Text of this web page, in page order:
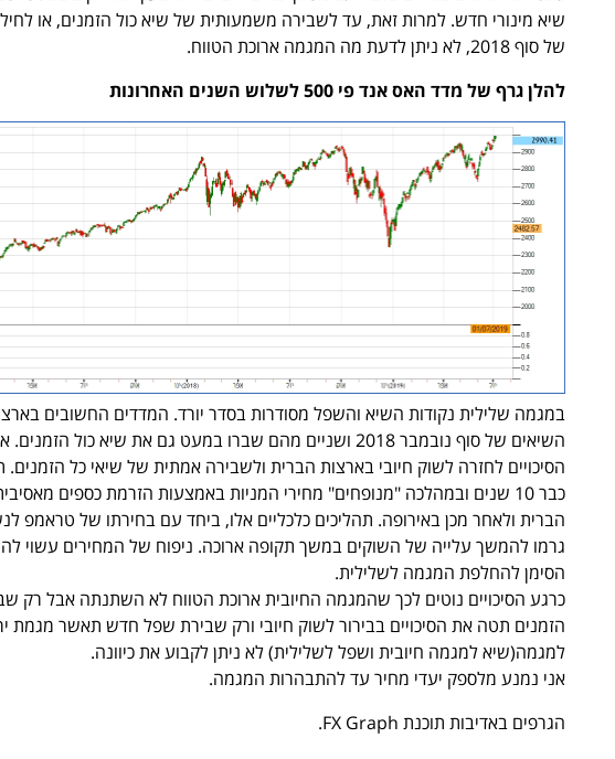
שיא מינורי חדש. למרות זאת, עד לשבירה משמעותית של שיא כול הזמנים, או
של סוף 2018, לא ניתן לדעת מה המגמה ארוכת הטווח.
להלן גרף של מדד האס אנד פי 500 לשלוש השנים האחרונות
במגמה שלילית נקודות השיא והשפל מסודרות בסדר יורד. המדדים החשובים
השיאים של סוף נובמבר 2018 ושניים מהם שברו במעט גם את שיא כול
הסיכויים לחזרה לשוק חיובי בארצות הברית ולשבירה אמתית של שיאי כל
כבר 10 שנים ובמהלכה "מנופחים" מחירי המניות באמצעות הזרמת כספים
הברית ולאחר מכן באירופה. תהליכים כלכליים אלו, ביחד עם בחירתו של טראמפ
גרמו להמשך עלייה של השוקים במשך תקופה ארוכה. ניפוח של המחירים עשוי
הסימן להחלפת המגמה לשלילית.
כרגע הסיכויים נוטים לכך שהמגמה החיובית ארוכת הטווח לא השתנתה אבל רק
הזמנים תטה את הסיכויים בבירור לשוק חיובי ורק שבירת שפל חדש תאשר מגמת
למגמה(שיא למגמה חיובית ושפל לשלילית) לא ניתן לקבוע את כיוונה.
אני נמנע מלספק יעדי מחיר עד להתבהרות המגמה.
הגרפים באדיבות תוכנת FX Graph.